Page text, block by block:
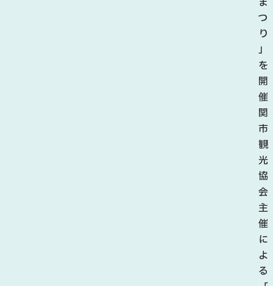
つ
り
」
を
開
催
関
市
観
光
協
会
主
催
に
よ
る